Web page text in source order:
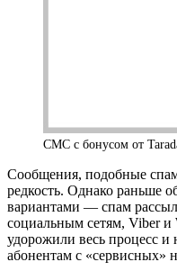
СМС с бонусом от
Сообщения, подобные
редкость. Однако раньше
вариантами — спам
социальным сетям, Viber
удорожили весь процесс
абонентам с «сервисных»